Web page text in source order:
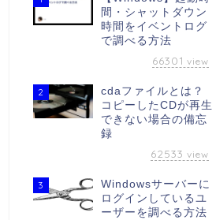
間・シャットダウン
時間をイベントログ
で調べる方法
66301 view
2
cdaファイルとは？
コピーしたCDが再生
できない場合の備忘
録
62533 view
3
Windowsサーバーに
ログインしているユ
ーザーを調べる方法